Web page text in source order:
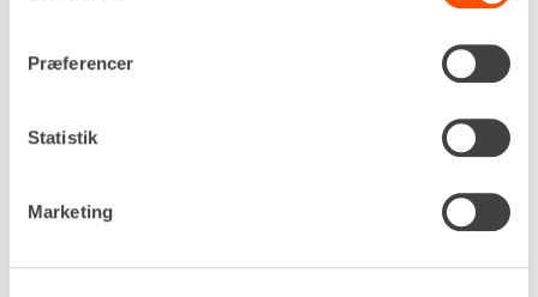
Præferencer
Statistik
Marketing